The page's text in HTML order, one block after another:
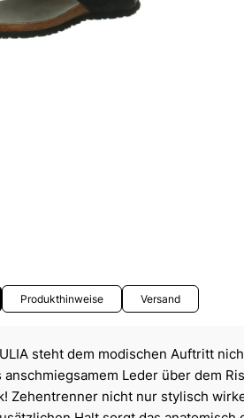
Produkthinweise Versand
steht dem modischen Auftritt
Leder über dem
Zehentrenner nicht nur stylisch